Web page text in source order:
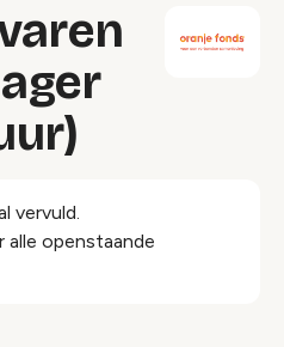
vervuld.
alle openstaande